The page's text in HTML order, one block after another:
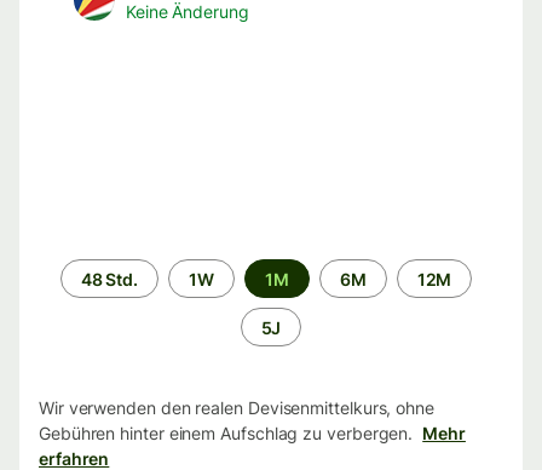
Keine Änderung
Zeitraum
48 Std. 1W 1M 6M 12M
5J
Wir verwenden den realen Devisenmittelkurs, ohne
Gebühren hinter einem Aufschlag zu verbergen. Mehr
erfahren